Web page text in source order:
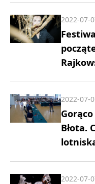
2022-07-
Błota.
2022-07-
2022-07-